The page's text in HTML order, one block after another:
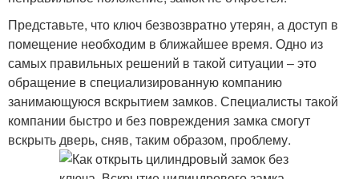
Представьте, что ключ безвозвратно утерян, а доступ в
помещение необходим в ближайшее время. Одно из
самых правильных решений в такой ситуации – это
обращение в специализированную компанию
занимающуюся вскрытием замков. Специалисты такой
компании быстро и без повреждения замка смогут
вскрыть дверь, сняв, таким образом, проблему.